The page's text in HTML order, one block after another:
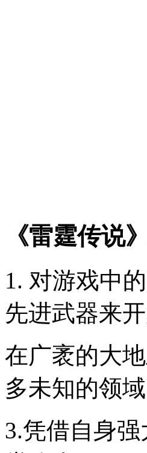
《雷霆传说
1. 对游戏中
先进武器来
在广袤的大
多未知的领域
3.凭借自身